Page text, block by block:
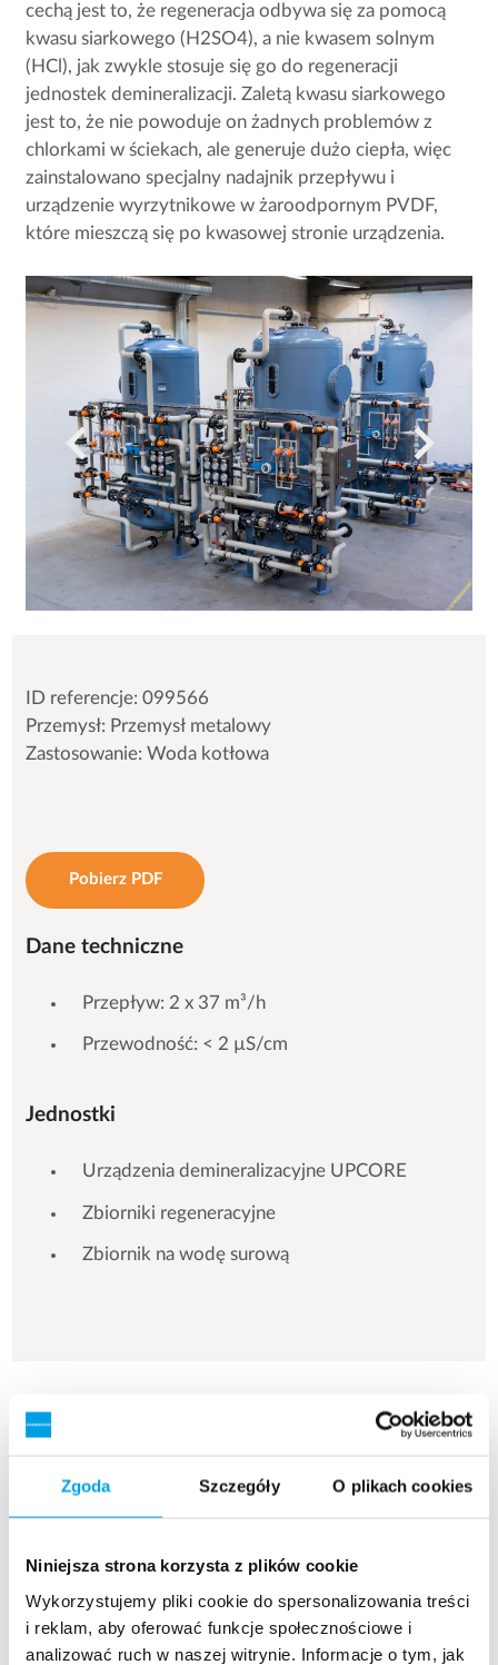
Zgoda Szczegóły O plikach cookies
Niniejsza strona korzysta z plików cookie
Wykorzystujemy pliki cookie do spersonalizowania treści
i reklam, aby oferować funkcje społecznościowe i
analizować ruch w naszej witrynie. Informacje o tym, jak
cechą jest to, że regeneracja odbywa się za pomocą
kwasu siarkowego (H2SO4), a nie kwasem solnym
(HCl), jak zwykle stosuje się go do regeneracji
jednostek demineralizacji. Zaletą kwasu siarkowego
jest to, że nie powoduje on żadnych problemów z
chlorkami w ściekach, ale generuje dużo ciepła, więc
zainstalowano specjalny nadajnik przepływu i
urządzenie wyrzytnikowe w żaroodpornym PVDF,
które mieszczą się po kwasowej stronie urządzenia.
ID referencje: 099566
Przemysł: Przemysł metalowy
Zastosowanie: Woda kotłowa
Pobierz PDF
Dane techniczne
Przepływ: 2 x 37 m³/h
Przewodność: < 2 µS/cm
Jednostki
Urządzenia demineralizacyjne UPCORE
Zbiorniki regeneracyjne
Zbiornik na wodę surową
Zobacz więcej referencji